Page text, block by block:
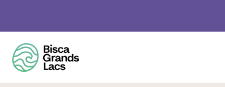
main
content